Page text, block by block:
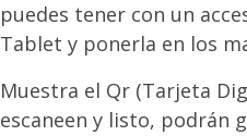
puedes tener con un
Tablet y ponerla en los
Muestra el Qr (Tarjeta
escaneen y listo, podrán